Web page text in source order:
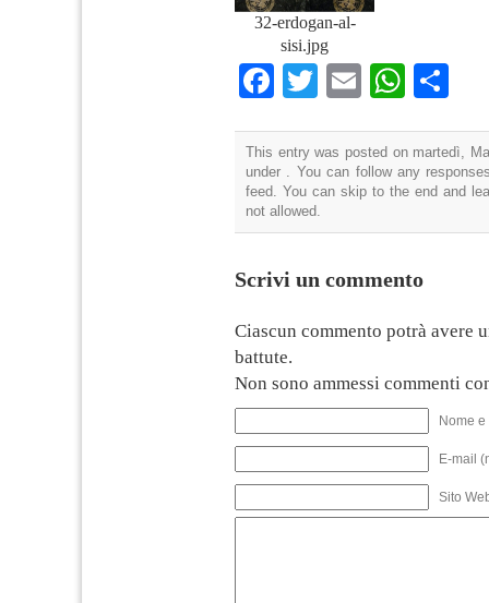
32-erdogan-al-
sisi.jpg
Facebook
Twitter
Email
This entry was posted on martedì,
under . You can follow any
feed. You can skip to the end and
not allowed.
Scrivi un commento
Ciascun commento potrà avere
battute.
Non sono ammessi commenti
Nome
E-mail
Sito